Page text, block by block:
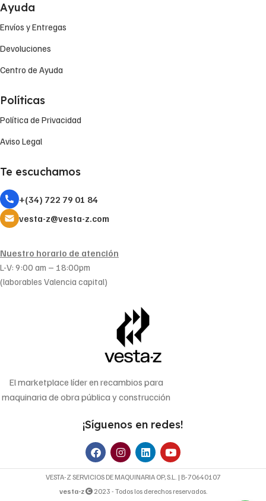
Ayuda
Envíos y Entregas
Devoluciones
Centro de Ayuda
Políticas
Política de Privacidad
Aviso Legal
Te escuchamos
+(34) 722 79 01 84
vesta-z@vesta-z.com
Nuestro horario de atención
L-V: 9:00 am – 18:00pm
(laborables Valencia capital)
El marketplace líder en recambios para
maquinaria de obra pública y construcción
¡Síguenos en redes!
VESTA-Z SERVICIOS DE MAQUINARIA OP, S.L. | B-70640107
vesta-z
2023 - Todos los derechos reservados.